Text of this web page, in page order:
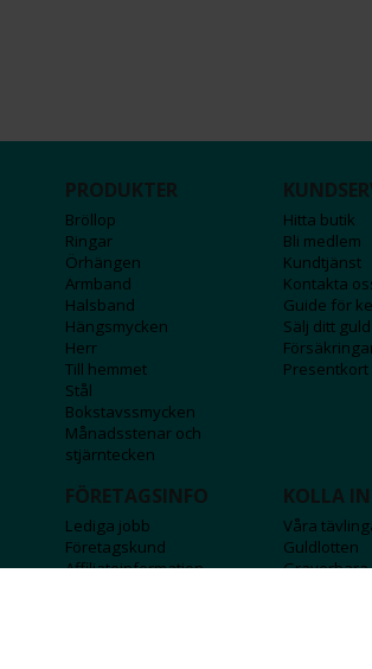
PRODUKTER
Bröllop
Ringar
Örhängen
Armband
Halsband
Hängsmycken
Herr
Till hemmet
Stål
Bokstavssmycken
Månadsstenar och
stjärntecken
Hitta butik
Bli medlem
Kundtjänst
Kontakta
Guide för
Sälj ditt guld
Presentkort
FÖRETAGSINFO
Lediga jobb
Företagskund
Affiliateinformation
KOLLA IN
Våra
Guldlotten